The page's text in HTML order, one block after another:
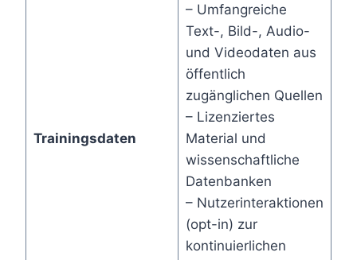
Trainingsdaten
– Umfangreiche
Text-, Bild-, Audio-
und Videodaten aus
öffentlich
zugänglichen Quellen
– Lizenziertes
Material und
wissenschaftliche
Datenbanken
– Nutzerinteraktionen
(opt-in) zur
kontinuierlichen